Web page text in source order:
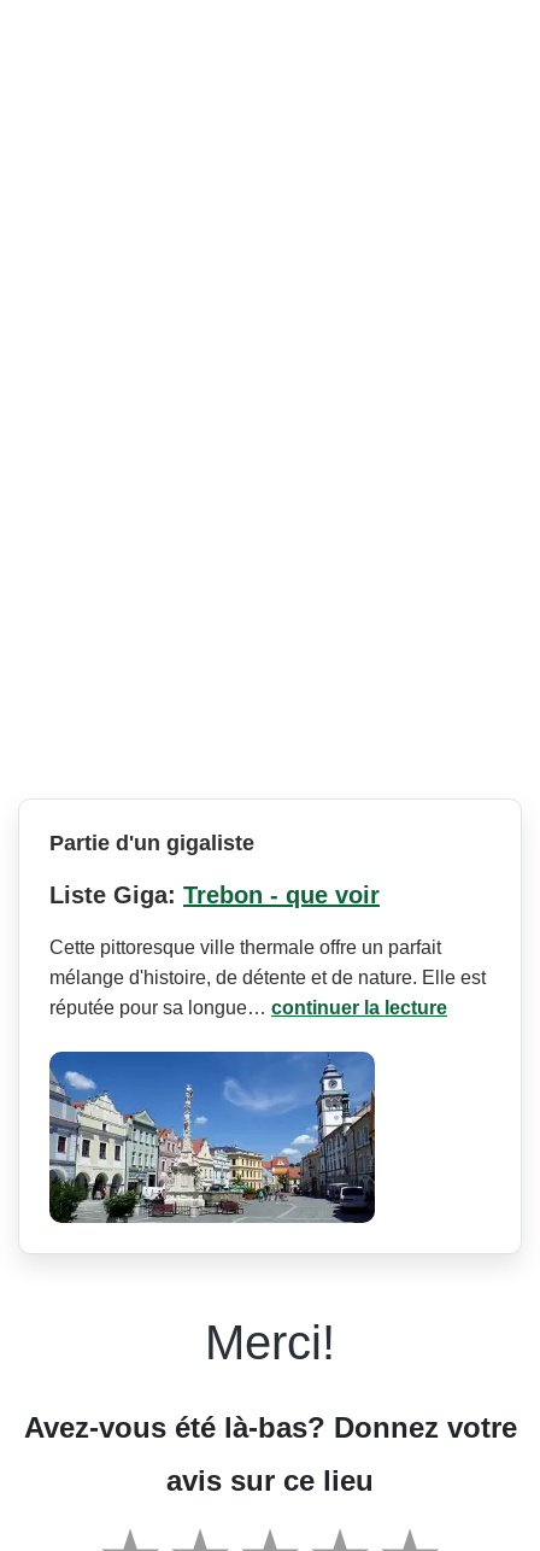
Partie d'un gigaliste
Liste Giga: Trebon - que voir
Cette pittoresque ville thermale offre un parfait
mélange d'histoire, de détente et de nature. Elle est
réputée pour sa longue… continuer la lecture
Merci!
Avez-vous été là-bas? Donnez votre
avis sur ce lieu